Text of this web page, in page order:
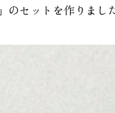
セットを作りまし